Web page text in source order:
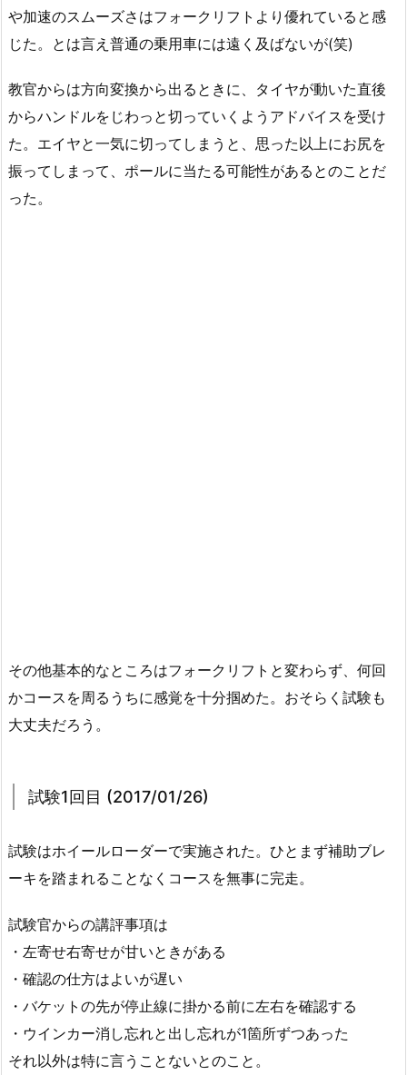
や加速のスムーズさはフォークリフトより優れていると感
じた。とは言え普通の乗用車には遠く及ばないが(笑)
教官からは方向変換から出るときに、タイヤが動いた直後
からハンドルをじわっと切っていくようアドバイスを受け
た。エイヤと一気に切ってしまうと、思った以上にお尻を
振ってしまって、ポールに当たる可能性があるとのことだ
った。
その他基本的なところはフォークリフトと変わらず、何回
かコースを周るうちに感覚を十分掴めた。おそらく試験も
大丈夫だろう。
試験1回目 (2017/01/26)
試験はホイールローダーで実施された。ひとまず補助ブレ
ーキを踏まれることなくコースを無事に完走。
試験官からの講評事項は
・左寄せ右寄せが甘いときがある
・確認の仕方はよいが遅い
・バケットの先が停止線に掛かる前に左右を確認する
・ウインカー消し忘れと出し忘れが1箇所ずつあった
それ以外は特に言うことないとのこと。